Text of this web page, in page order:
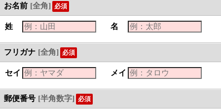
お名前 [全角] 必須
姓 名
フリガナ [全角] 必須
セイ メイ
郵便番号 [半角数字] 必須